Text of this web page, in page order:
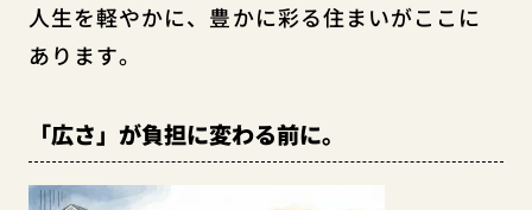
人生を軽やかに、豊かに彩る住まいがここに
あります。
「広さ」が負担に変わる前に。